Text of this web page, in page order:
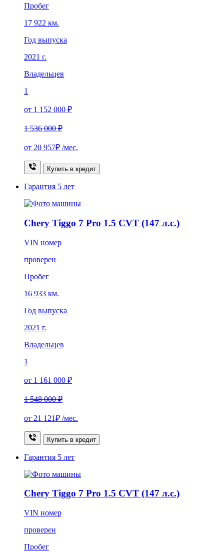
Пробег
17 922 км.
Год выпуска
2021 г.
Владельцев
1
от 1 152 000 ₽
1 536 000 ₽
от 20 957₽ /мес.
Купить в кредит
Гарантия 5 лет
Chery Tiggo 7 Pro 1.5 CVT (147 л.с.)
VIN номер
проверен
Пробег
16 933 км.
Год выпуска
2021 г.
Владельцев
1
от 1 161 000 ₽
1 548 000 ₽
от 21 121₽ /мес.
Купить в кредит
Гарантия 5 лет
Chery Tiggo 7 Pro 1.5 CVT (147 л.с.)
VIN номер
проверен
Пробег